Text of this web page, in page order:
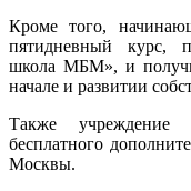
Кроме того,
пятидневный курс,
школа МБМ», и
начале и развитии
Также учреждение
бесплатного
Москвы.